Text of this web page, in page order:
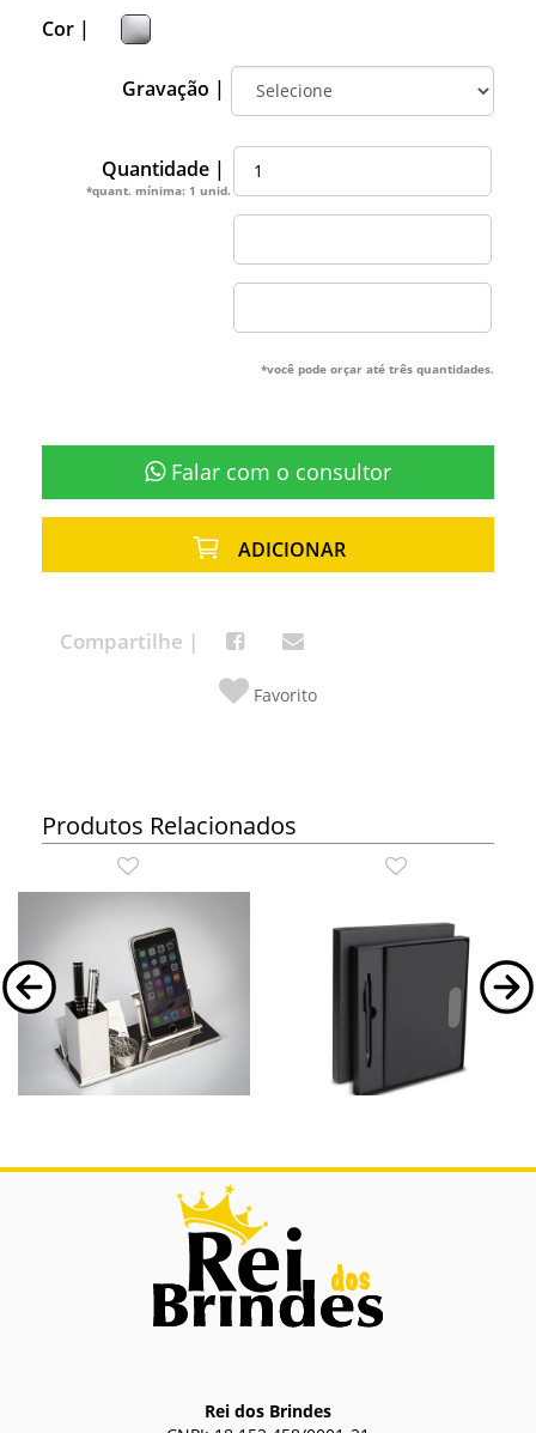
Cor |
Gravação |
Quantidade |
*quant. mínima: 1 unid.
*você pode orçar até três quantidades.
Falar com o consultor
ADICIONAR
Compartilhe |
Favorito
Produtos Relacionados
Kit Escritório 4 em 1
Kit Escritório 4 em 1.
Kit escritório A5 em PU e
Rei dos Brindes